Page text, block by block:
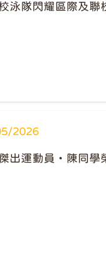
泳隊閃耀區際及聯
2026
出運動員・陳同學